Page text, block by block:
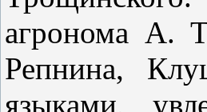
агронома А.
Репнина,
языками,